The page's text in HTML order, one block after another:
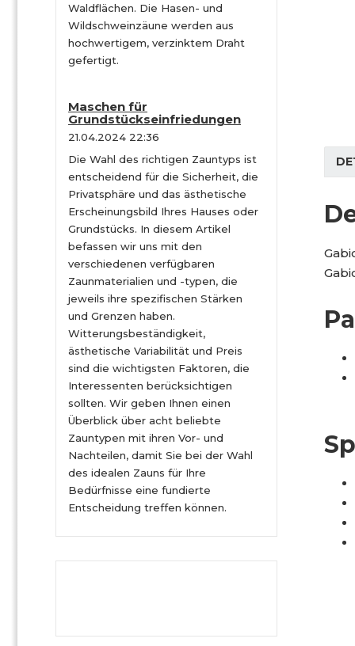
Waldflächen. Die Hasen- und
Wildschweinzäune werden aus
hochwertigem, verzinktem Draht
gefertigt.
Maschen für
Grundstückseinfriedungen
21.04.2024 22:36
Die Wahl des richtigen Zauntyps ist
entscheidend für die Sicherheit, die
Privatsphäre und das ästhetische
Erscheinungsbild Ihres Hauses oder
Grundstücks. In diesem Artikel
befassen wir uns mit den
verschiedenen verfügbaren
Zaunmaterialien und -typen, die
jeweils ihre spezifischen Stärken
und Grenzen haben.
Witterungsbeständigkeit,
ästhetische Variabilität und Preis
sind die wichtigsten Faktoren, die
Interessenten berücksichtigen
sollten. Wir geben Ihnen einen
Überblick über acht beliebte
Zauntypen mit ihren Vor- und
Nachteilen, damit Sie bei der Wahl
des idealen Zauns für Ihre
Bedürfnisse eine fundierte
Entscheidung treffen können.